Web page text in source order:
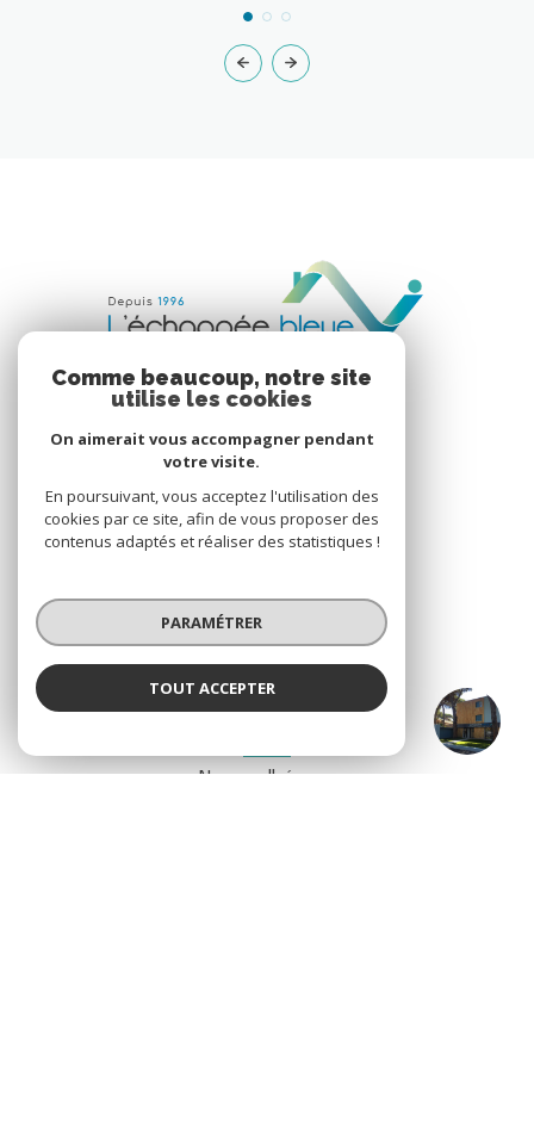
L'échappée bleue Immobilier - Hyères
VOTRE ESPACE
Nous adhérons
Comme beaucoup, notre site
utilise les cookies
On aimerait vous accompagner pendant
votre visite.
En poursuivant, vous acceptez l'utilisation des
cookies par ce site, afin de vous proposer des
contenus adaptés et réaliser des statistiques !
PARAMÉTRER
TOUT ACCEPTER